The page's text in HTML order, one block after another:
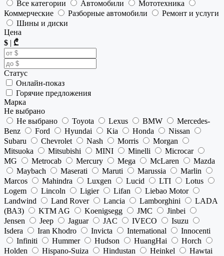
Все категории Автомобили
Мототехника
Коммерческие
Разборные автомобили
Ремонт и услуги
Шины и диски
Цена
$ | ₾
Статус
Онлайн-показ
Горячие предложения
Марка
Не выбрано
Не выбрано
Toyota Lexus BMW
Mercedes-
Benz
Ford Hyundai Kia Honda
Nissan
Subaru
Chevrolet Nash Morris
Morgan
Mitsuoka
Mitsubishi MINI Minelli
Microcar
MG
Metrocab Mercury Mega McLaren
Mazda
Maybach
Maserati Maruti Marussia
Marlin
Marcos
Mahindra Luxgen Lucid LTI
Lotus
Logem
Lincoln Ligier Lifan
Liebao Motor
Landwind
Land Rover Lancia Lamborghini
LADA
(ВАЗ)
KTM AG Koenigsegg JMC
Jinbei
Jensen
Jeep Jaguar JAC IVECO
Isuzu
Isdera
Iran Khodro Invicta International
Innocenti
Infiniti
Hummer Hudson HuangHai
Horch
Holden
Hispano-Suiza Hindustan Heinkel
Hawtai